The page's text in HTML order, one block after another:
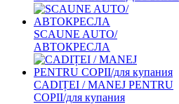
SCAUNE AUTO/
АВТОКРЕСЛА
CADIȚEI / MANEJ PENTRU
COPII/для купания